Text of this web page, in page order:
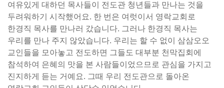
여유있게 대하던 목사들이 전도관 청년들과 만나는 것을
두려워하기 시작했어요. 한 번은 여럿이서 영락교회로
한경직 목사를 만나러 갔습니다. 그러나 한경직 목사는
우리를 만나 주지 않았습니다. 우리는 할 수 없이 삼삼오오
교인들을 모아놓고 전도하면 그들도 대부분 천막집회에
참석하여 은혜의 맛을 본 사람들이었으므로 관심을 가지고
진지하게 듣는 거예요. 그때 우리 전도관으로 돌아온